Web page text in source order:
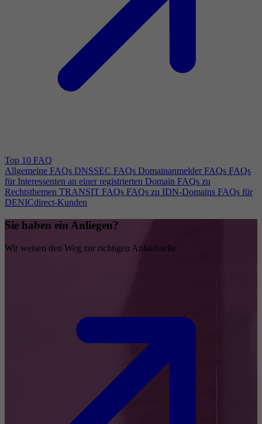
Top 10 FAQ
Allgemeine FAQs DNSSEC FAQs Domainanmelder FAQs FAQs
für Interessenten an einer registrierten Domain FAQs zu
Rechtsthemen TRANSIT FAQs FAQs zu IDN-Domains FAQs für
DENICdirect-Kunden
Sie haben ein Anliegen?
Wir weisen den Weg zur richtigen Anlaufstelle